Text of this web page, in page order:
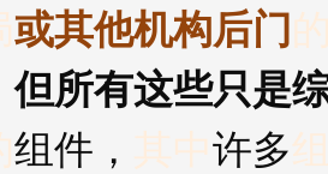
或其他机构后门
但所有这些只是
组件， 其中许多